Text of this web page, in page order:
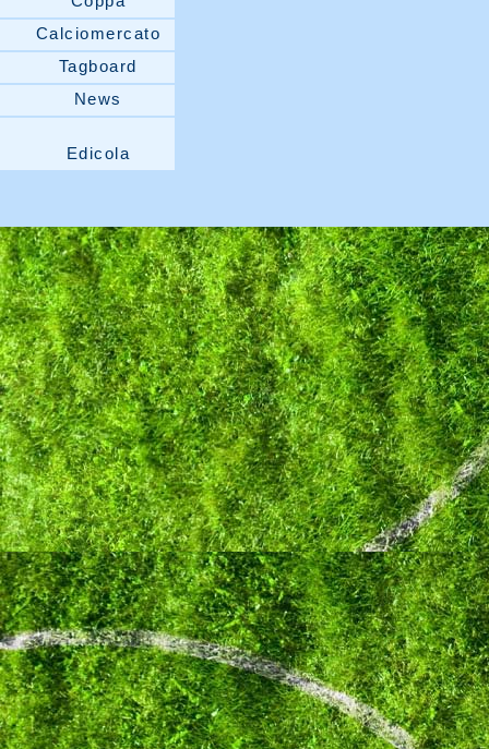
Calciomercato
Tagboard
News
Edicola